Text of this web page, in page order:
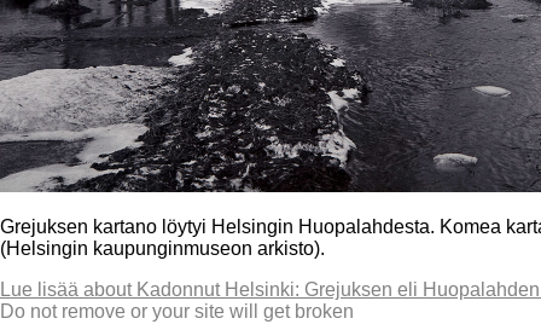
Grejuksen kartano löytyi Helsingin Huopalahdesta. Komea
(Helsingin kaupunginmuseon arkisto).
Lue lisää about Kadonnut Helsinki: Grejuksen eli
Do not remove or your site will get broken